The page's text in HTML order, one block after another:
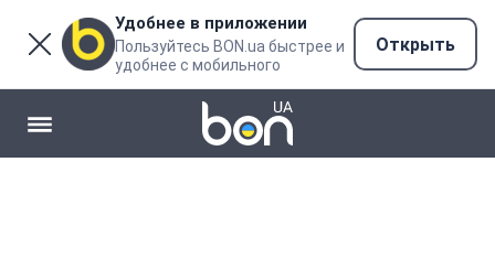
Удобнее в приложении
Пользуйтесь BON.ua быстрее и
удобнее с мобильного
Открыть